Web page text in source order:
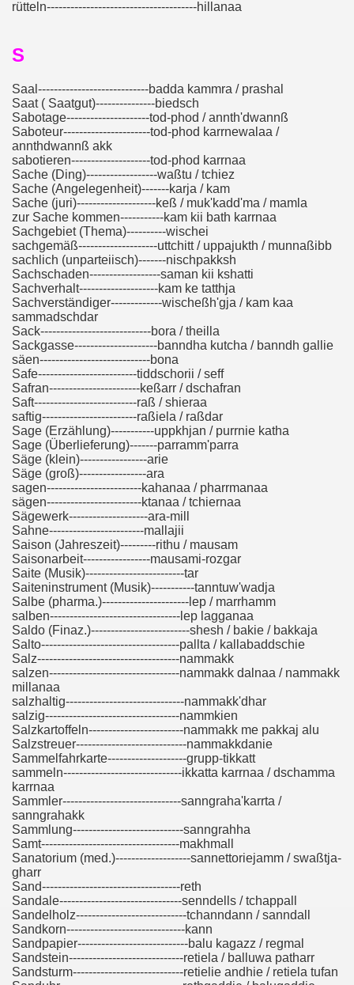
rütteln--------------------------------------hillanaa
S
Saal----------------------------badda kammra / prashal
Saat ( Saatgut)---------------biedsch
Sabotage---------------------tod-phod / annth'dwannß
Saboteur----------------------tod-phod karrnewalaa /
annthdwannß akk
sabotieren--------------------tod-phod karrnaa
Sache (Ding)------------------waßtu / tchiez
Sache (Angelegenheit)-------karja / kam
Sache (juri)--------------------keß / muk'kadd'ma / mamla
zur Sache kommen-----------kam kii bath karrnaa
Sachgebiet (Thema)----------wischei
sachgemäß--------------------uttchitt / uppajukth / munnaßibb
sachlich (unparteiisch)-------nischpakksh
Sachschaden------------------saman kii kshatti
Sachverhalt--------------------kam ke tatthja
Sachverständiger-------------wischeßh'gja / kam kaa
sammadschdar
Sack----------------------------bora / theilla
Sackgasse---------------------banndha kutcha / banndh gallie
säen----------------------------bona
Safe-------------------------tiddschorii / seff
Safran-----------------------keßarr / dschafran
Saft--------------------------raß / shieraa
saftig------------------------raßiela / raßdar
Sage (Erzählung)-----------uppkhjan / purrnie katha
Sage (Überlieferung)-------parramm'parra
Säge (klein)-----------------arie
Säge (groß)-----------------ara
sagen------------------------kahanaa / pharrmanaa
sägen------------------------ktanaa / tchiernaa
Sägewerk--------------------ara-mill
Sahne------------------------mallajii
Saison (Jahreszeit)---------rithu / mausam
Saisonarbeit-----------------mausami-rozgar
Saite (Musik)-------------------------tar
Saiteninstrument (Musik)-----------tanntuw'wadja
Salbe (pharma.)----------------------lep / marrhamm
salben---------------------------------lep lagganaa
Saldo (Finaz.)-------------------------shesh / bakie / bakkaja
Salto-----------------------------------pallta / kallabaddschie
Salz------------------------------------nammakk
salzen---------------------------------nammakk dalnaa / nammakk
millanaa
salzhaltig------------------------------nammakk'dhar
salzig----------------------------------nammkien
Salzkartoffeln------------------------nammakk me pakkaj alu
Salzstreuer----------------------------nammakkdanie
Sammelfahrkarte--------------------grupp-tikkatt
sammeln------------------------------ikkatta karrnaa / dschamma
karrnaa
Sammler------------------------------sanngraha'karrta /
sanngrahakk
Sammlung----------------------------sanngrahha
Samt-----------------------------------makhmall
Sanatorium (med.)-------------------sannettoriejamm / swaßtja-
gharr
Sand-----------------------------------reth
Sandale-------------------------------senndells / tchappall
Sandelholz----------------------------tchanndann / sanndall
Sandkorn------------------------------kann
Sandpapier----------------------------balu kagazz / regmal
Sandstein-----------------------------retiela / balluwa patharr
Sandsturm----------------------------retielie andhie / retiela tufan